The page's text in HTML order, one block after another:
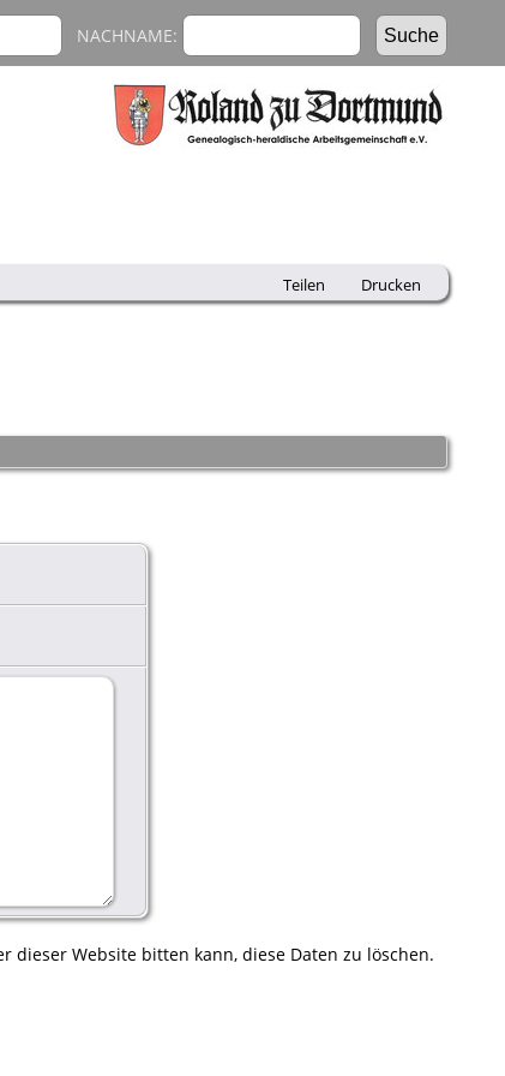
NACHNAME:
Teilen Drucken
dieser Website bitten kann, diese Daten zu löschen.